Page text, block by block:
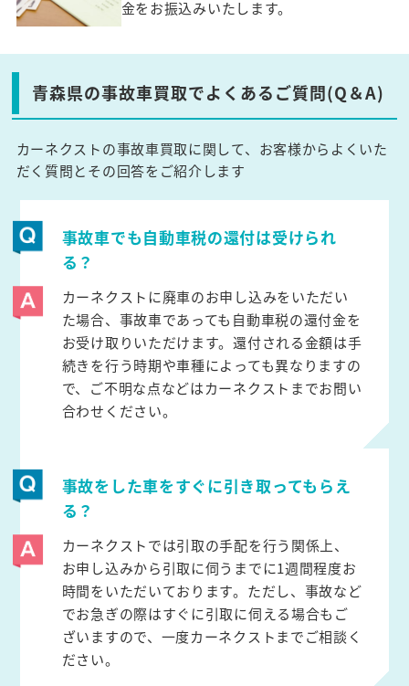
金をお振込みいたします。
青森県の事故車買取でよくあるご質問(Q＆A)
カーネクストの事故車買取に関して、お客様からよくいた
だく質問とその回答をご紹介します
事故車でも自動車税の還付は受けられ
る？
カーネクストに廃車のお申し込みをいただい
た場合、事故車であっても自動車税の還付金を
お受け取りいただけます。還付される金額は手
続きを行う時期や車種によっても異なりますの
で、ご不明な点などはカーネクストまでお問い
合わせください。
事故をした車をすぐに引き取ってもらえ
る？
カーネクストでは引取の手配を行う関係上、
お申し込みから引取に伺うまでに1週間程度お
時間をいただいております。ただし、事故など
でお急ぎの際はすぐに引取に伺える場合もご
ざいますので、一度カーネクストまでご相談く
ださい。